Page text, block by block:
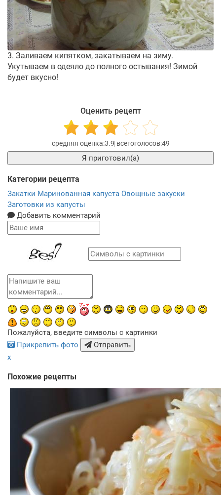
3. Заливаем кипятком, закатываем на зиму.
Укутываем в одеяло до полного остывания! Зимой
будет вкусно!
Оценить рецепт
3.9 49
Я приготовил(а)
Категории рецепта
Закатки Маринованная капуста Овощные закуски
Заготовки из капусты
Добавить комментарий
Пожалуйста, введите символы с картинки
Прикрепить фото
Отправить
x
Похожие рецепты